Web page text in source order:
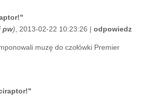
pw), 2013-02-22 10:23:26 | odpowiedz
muzę do czołówki Premier